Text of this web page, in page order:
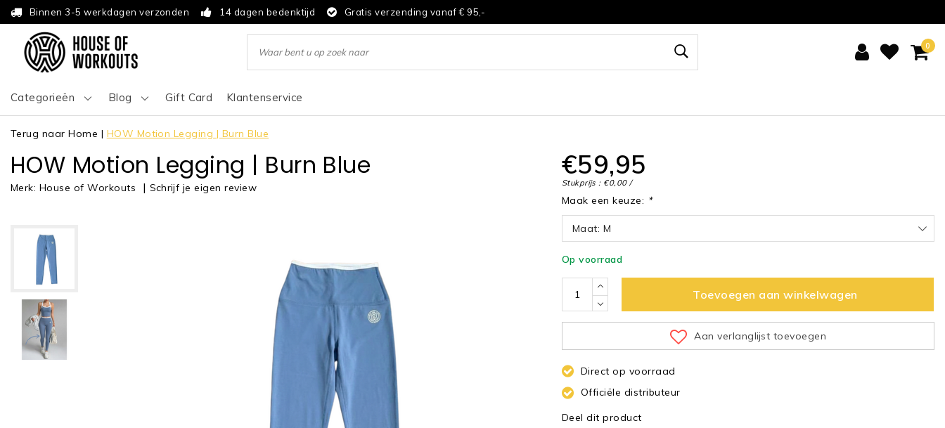
Binnen 3-5 werkdagen verzonden 14 dagen bedenktijd Gratis verzending vanaf € 95,-
0
Categorieën Blog Gift Card Klantenservice
Terug naar Home | HOW Motion Legging | Burn Blue
HOW Motion Legging | Burn Blue
Merk: House of Workouts | Schrijf je eigen review
€59,95
Stukprijs : €0,00 /
Maak een keuze: *
Maat: M
Op voorraad
Toevoegen aan winkelwagen
Aan verlanglijst toevoegen
Direct op voorraad
Officiële distributeur
Deel dit product